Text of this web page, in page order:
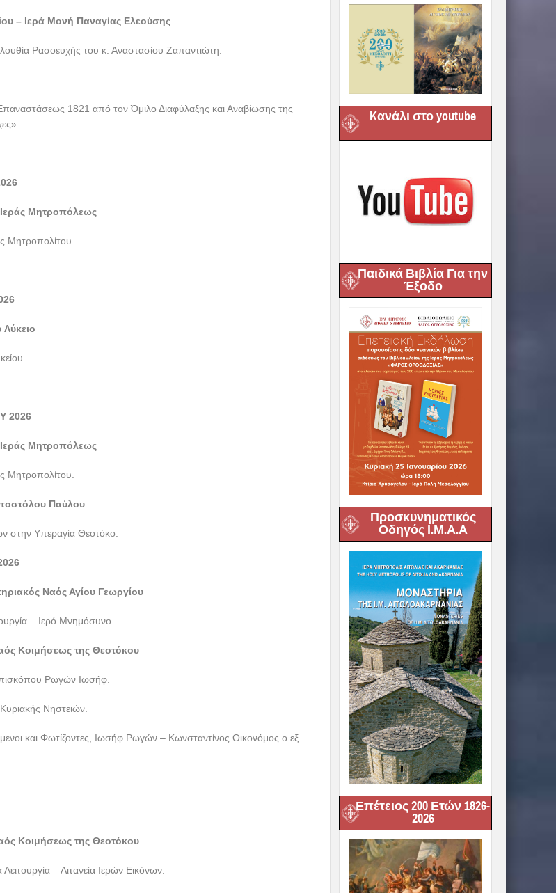
– Ιερά Μονή Παναγίας Ελεούσης
Ρασοευχής του κ. Αναστασίου Ζαπαντιώτη.
1821 από τον Όμιλο Διαφύλαξης και Αναβίωσης της
Μητροπόλεως
Μητροπολίτου.
Λύκειο
2026
Μητροπόλεως
Μητροπολίτου.
Παύλου
στην Υπεραγία Θεοτόκο.
Ναός Αγίου Γεωργίου
– Ιερό Μνημόσυνο.
Κοιμήσεως της Θεοτόκου
Ρωγών Ιωσήφ.
Νηστειών.
και Φωτίζοντες, Ιωσήφ Ρωγών – Κωνσταντίνος Οικονόμος ο εξ
Κοιμήσεως της Θεοτόκου
– Λιτανεία Ιερών Εικόνων.
Kανάλι στο youtube
Παιδικά Βιβλία Για την
Έξοδο
Προσκυνηματικός
Οδηγός Ι.Μ.Α.Α
Επέτειος 200 Ετών 1826-
2026